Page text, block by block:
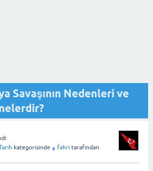
Savaşının Nedenleri ve
kategorisinde ♦ fahri tarafından